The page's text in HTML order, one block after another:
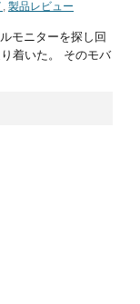
, 製品レビュー
モニターを探し回
着いた。 そのモバ